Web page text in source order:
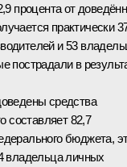
процента от
практически
и 53
пострадали в
средства
составляет 82,7
бюджета,
владельца личных